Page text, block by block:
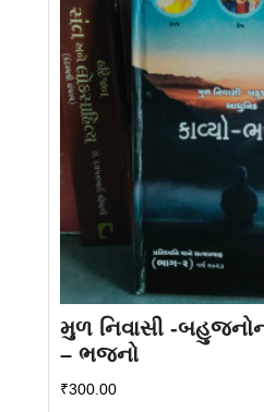
મુળ નિવાસી -
– ભજનો
₹300.00